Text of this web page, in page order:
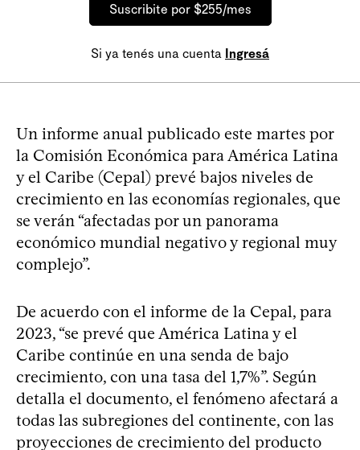
Suscribite por $255/mes
Si ya tenés una cuenta Ingresá
Un informe anual publicado este martes por
la Comisión Económica para América Latina
y el Caribe (Cepal) prevé bajos niveles de
crecimiento en las economías regionales, que
se verán “afectadas por un panorama
económico mundial negativo y regional muy
complejo”.
De acuerdo con el informe de la Cepal, para
2023, “se prevé que América Latina y el
Caribe continúe en una senda de bajo
crecimiento, con una tasa del 1,7%”. Según
detalla el documento, el fenómeno afectará a
todas las subregiones del continente, con las
proyecciones de crecimiento del producto